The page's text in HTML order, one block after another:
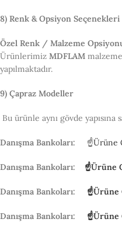
8) Renk & Opsiyon Seçenekleri
Özel Renk / Malzeme
Ürünlerimiz MDFLAM
yapılmaktadır.
9) Çapraz Modeller
Bu ürünle aynı gövde
Danışma Bankoları: ☝Ürüne
Danışma Bankoları: ☝Ürüne
Danışma Bankoları: ☝Ürüne
Danışma Bankoları: ☝Ürüne